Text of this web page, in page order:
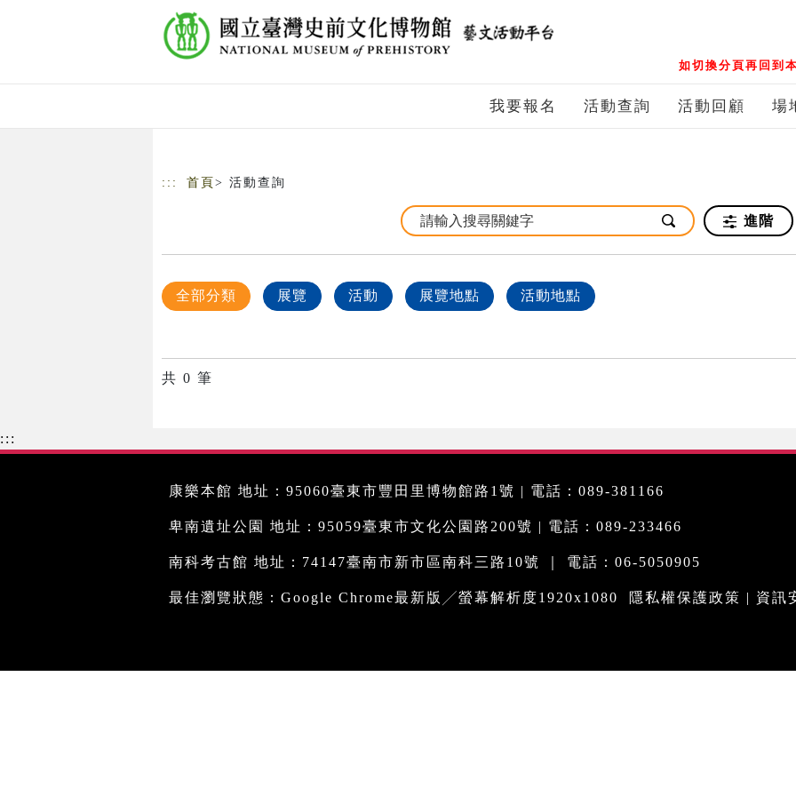
如切換分頁再回到
我要報名 活動查詢 活動回顧 場
::: 首頁 > 活動查詢
進階
全部分類 展覽 活動 展覽地點 活動地點
共 0 筆
:::
康樂本館 地址：95060臺東市豐田里博物館路1號 | 電話：089-381166
卑南遺址公園 地址：95059臺東市文化公園路200號 | 電話：089-233466
南科考古館 地址：74147臺南市新市區南科三路10號 ｜ 電話：06-5050905
最佳瀏覽狀態：Google Chrome最新版╱螢幕解析度1920x1080 隱私權保護政策 | 資訊